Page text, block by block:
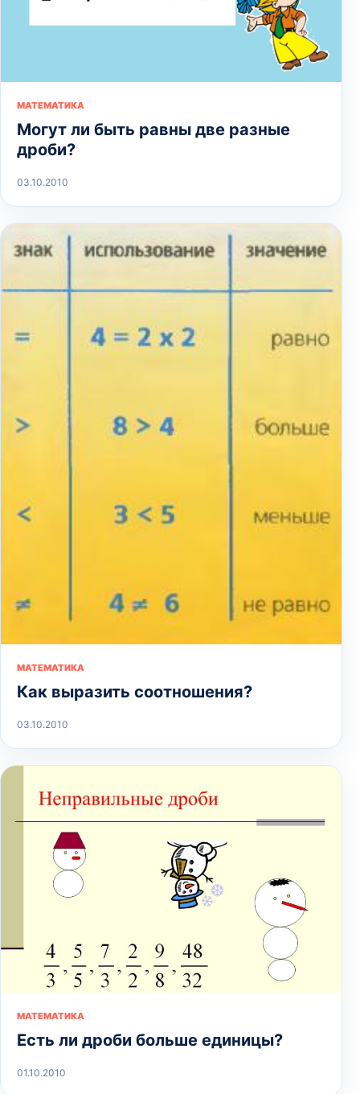
МАТЕМАТИКА
Могут ли быть равны две разные
дроби?
03.10.2010
МАТЕМАТИКА
Как выразить соотношения?
03.10.2010
МАТЕМАТИКА
Есть ли дроби больше единицы?
01.10.2010